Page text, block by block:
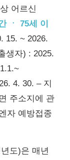
어르신
ㆍ 75세 이
15. ~ 2026.
생자) : 2025.
4. 30. – 지
주소지에 관
자 예방접종
도)은 매년